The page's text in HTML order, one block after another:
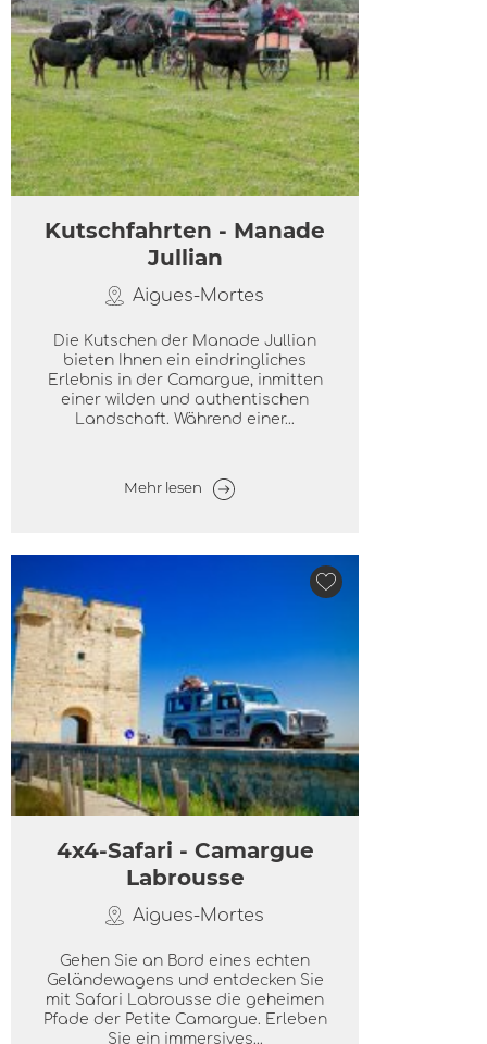
Kutschfahrten - Manade
Jullian
Aigues-Mortes
Die Kutschen der Manade Jullian
bieten Ihnen ein eindringliches
Erlebnis in der Camargue, inmitten
einer wilden und authentischen
Landschaft. Während einer...
Mehr lesen
4x4-Safari - Camargue
Labrousse
Aigues-Mortes
Gehen Sie an Bord eines echten
Geländewagens und entdecken Sie
mit Safari Labrousse die geheimen
Pfade der Petite Camargue. Erleben
Sie ein immersives...